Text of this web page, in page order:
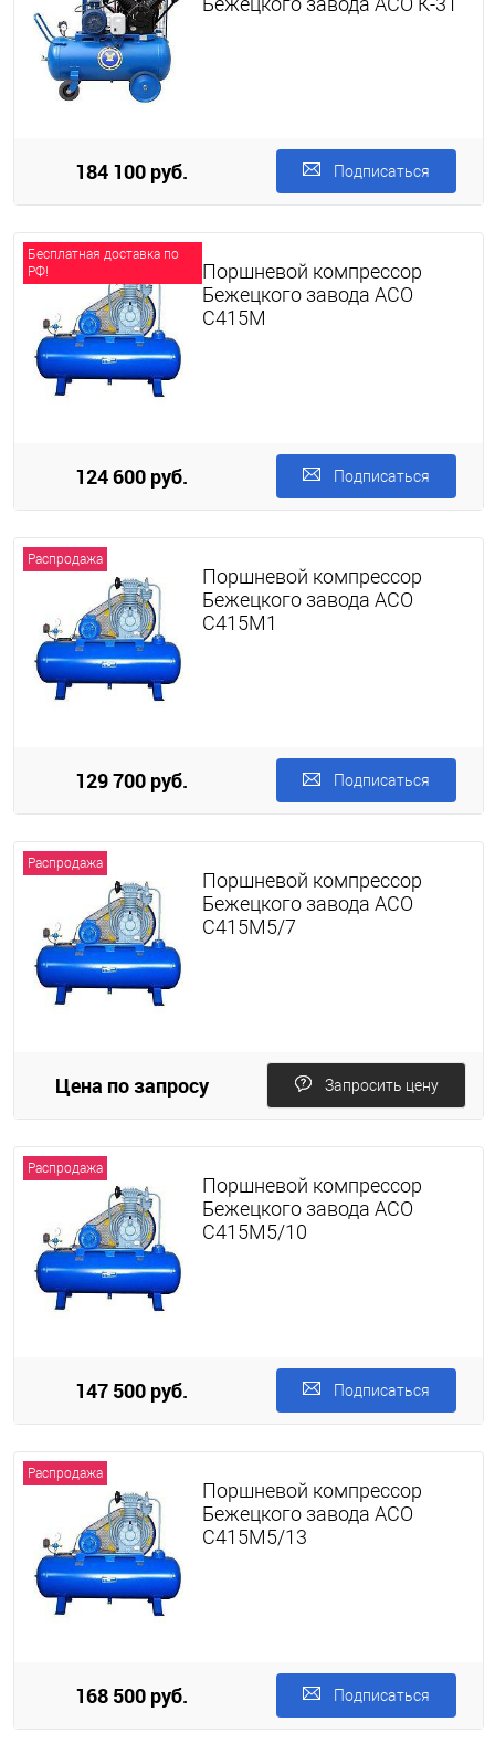
184 100 руб. Подписаться
Бесплатная доставка по
РФ!
Поршневой компрессор
Бежецкого завода АСО
С415М
124 600 руб. Подписаться
Распродажа
Поршневой компрессор
Бежецкого завода АСО
С415М1
129 700 руб. Подписаться
Распродажа
Поршневой компрессор
Бежецкого завода АСО
С415М5/7
Цена по запросу Запросить цену
Распродажа
Поршневой компрессор
Бежецкого завода АСО
С415М5/10
147 500 руб. Подписаться
Распродажа
Поршневой компрессор
Бежецкого завода АСО
С415М5/13
168 500 руб. Подписаться